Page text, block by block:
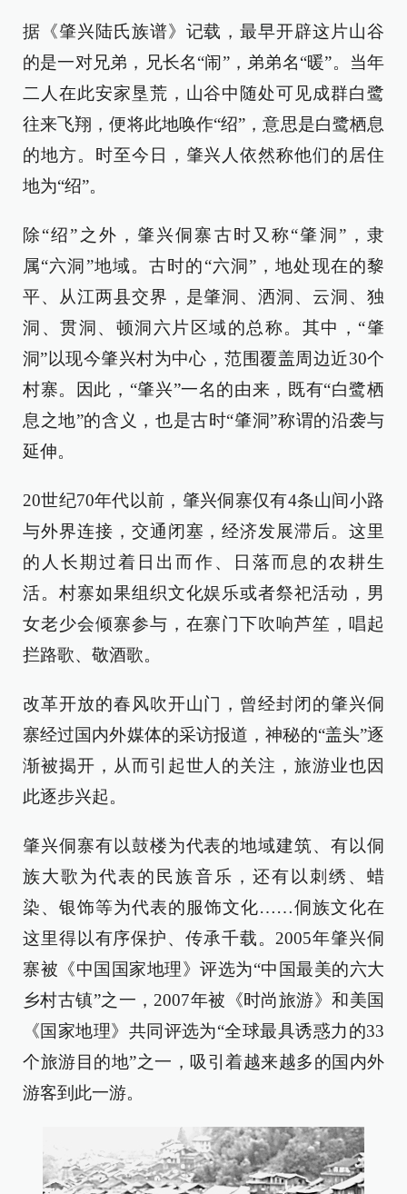
据《肇兴陆氏族谱》记载，最早开辟这片山谷
的是一对兄弟，兄长名“闹”，弟弟名“暖”。当年
二人在此安家垦荒，山谷中随处可见成群白鹭
往来飞翔，便将此地唤作“绍”，意思是白鹭栖息
的地方。时至今日，肇兴人依然称他们的居住
地为“绍”。
除“绍”之外，肇兴侗寨古时又称“肇洞”，隶
属“六洞”地域。古时的“六洞”，地处现在的黎
平、从江两县交界，是肇洞、洒洞、云洞、独
洞、贯洞、顿洞六片区域的总称。其中，“肇
洞”以现今肇兴村为中心，范围覆盖周边近30个
村寨。因此，“肇兴”一名的由来，既有“白鹭栖
息之地”的含义，也是古时“肇洞”称谓的沿袭与
延伸。
20世纪70年代以前，肇兴侗寨仅有4条山间小路
与外界连接，交通闭塞，经济发展滞后。这里
的人长期过着日出而作、日落而息的农耕生
活。村寨如果组织文化娱乐或者祭祀活动，男
女老少会倾寨参与，在寨门下吹响芦笙，唱起
拦路歌、敬酒歌。
改革开放的春风吹开山门，曾经封闭的肇兴侗
寨经过国内外媒体的采访报道，神秘的“盖头”逐
渐被揭开，从而引起世人的关注，旅游业也因
此逐步兴起。
肇兴侗寨有以鼓楼为代表的地域建筑、有以侗
族大歌为代表的民族音乐，还有以刺绣、蜡
染、银饰等为代表的服饰文化……侗族文化在
这里得以有序保护、传承千载。2005年肇兴侗
寨被《中国国家地理》评选为“中国最美的六大
乡村古镇”之一，2007年被《时尚旅游》和美国
《国家地理》共同评选为“全球最具诱惑力的33
个旅游目的地”之一，吸引着越来越多的国内外
游客到此一游。